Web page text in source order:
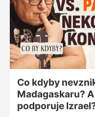
Co kdyby
Madagaskaru?
podporuje